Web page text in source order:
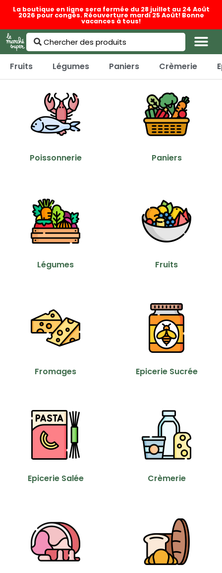
La boutique en ligne sera fermée du 28 juillet au 24 Août
2026 pour congés. Réouverture mardi 25 Août! Bonne
vacances à tous!
Fruits Légumes Paniers Crèmerie
Poissonnerie Paniers
Légumes Fruits
Fromages Epicerie Sucrée
Epicerie Salée Crèmerie